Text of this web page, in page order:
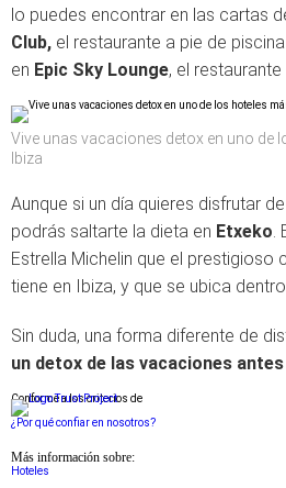
lo puedes encontrar en las cartas
Club, el restaurante a pie de
en Epic Sky Lounge, el
Vive unas vacaciones detox en uno de
Ibiza
Aunque si un día quieres disfrutar
podrás saltarte la dieta en Etxeko.
Estrella Michelin que el prestigioso
tiene en Ibiza, y que se ubica
Sin duda, una forma diferente de
un detox de las vacaciones
Conforme a los criterios de
¿Por qué confiar en nosotros?
Más información sobre:
Hoteles